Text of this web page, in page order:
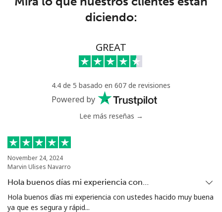
Trinidad And Tobago
95 min por ⁦$10⁩
31 min por ⁦$10⁩
⁦154.9c⁩ 6 min por ⁦$10⁩
Celular ⁦153.9c⁩
Turkey
Línea fija ⁦6.5c⁩ 153 min por ⁦$10⁩ -
diciendo:
GREAT
4.4 de 5 basado en 607 de revisiones
Powered by
Lee más reseñas →
November 24, 2024
Marvin Ulises Navarro
Hola buenos días mi experiencia con…
Hola buenos días mi experiencia con ustedes hacido muy buena
ya que es segura y rápid...